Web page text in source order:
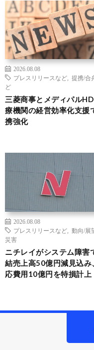
2026.08.08
プレスリリースなど
提携/合
ど
三菱商事とメディパル
療機関の経営効率化支援
携強化
2026.08.08
プレスリリースなど
動向/展
災害
ニチレイがシステム障害
結売上高50億円減見込み
応費用10億円を特損計上